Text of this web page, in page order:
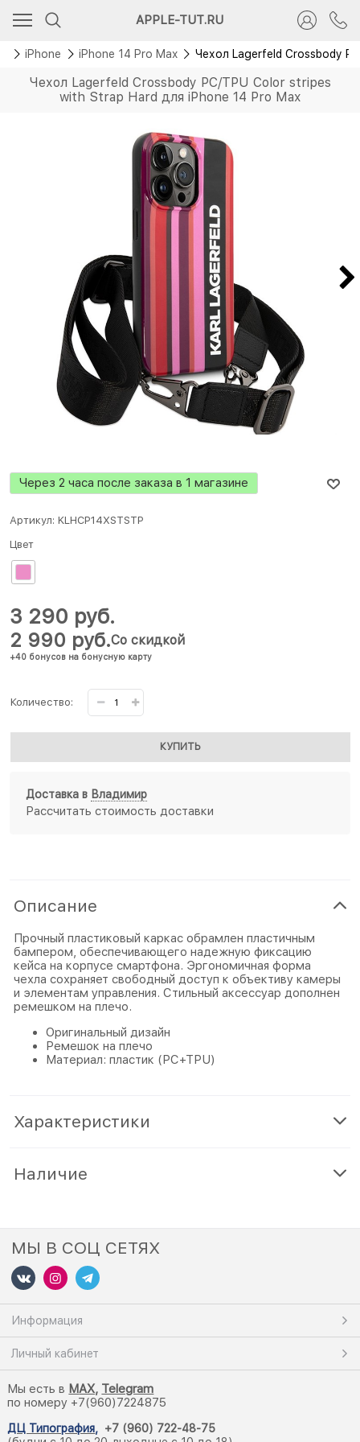
APPLE-TUT.RU
iPhone iPhone 14 Pro Max Чехол Lagerfeld Crossbody
Чехол Lagerfeld Crossbody PC/TPU Color stripes
with Strap Hard для iPhone 14 Pro Max
Через 2 часа после заказа в 1 магазине
Артикул: KLHCP14XSTSTP
Цвет
2 990 руб.
+40 бонусов на бонусную карту
Со скидкой
3 290 руб.
Количество:
КУПИТЬ
Доставка в Владимир
Рассчитать стоимость доставки
Описание
Прочный пластиковый каркас обрамлен пластичным
бампером, обеспечивающего надежную фиксацию
кейса на корпусе смартфона. Эргономичная форма
чехла сохраняет свободный доступ к объективу камеры
и элементам управления. Стильный аксессуар дополнен
ремешком на плечо.
Оригинальный дизайн
Ремешок на плечо
Материал: пластик (PC+TPU)
Характеристики
Наличие
МЫ В СОЦ СЕТЯХ
Информация
Личный кабинет
Мы есть в MAX, Telegram
по номеру +7(960)7224875
ДЦ Типография, +7 (960) 722-48-75